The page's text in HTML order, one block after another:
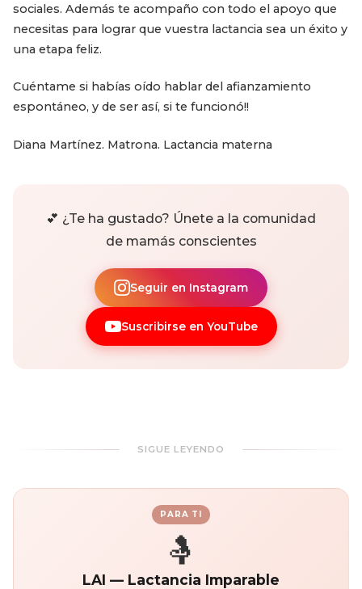
sociales. Además te acompaño con todo el apoyo que
necesitas para lograr que vuestra lactancia sea un éxito y
una etapa feliz.
Cuéntame si habías oído hablar del afianzamiento
espontáneo, y de ser así, si te funcionó!!
Diana Martínez. Matrona. Lactancia materna
💕 ¿Te ha gustado? Únete a la comunidad
de mamás conscientes
Seguir en Instagram
Suscribirse en YouTube
SIGUE LEYENDO
PARA TI
🤱
LAI — Lactancia Imparable